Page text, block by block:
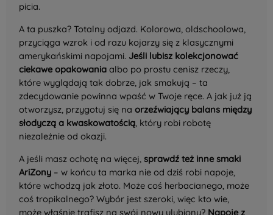
picia.
A ta puszka? Totalny odjazd. Kolorowa, oldschoolowa,
przyciąga wzrok i od razu kojarzy się z klasycznymi
amerykańskimi napojami. Jeśli lubisz kolekcjonować
ciekawe opakowania albo po prostu cenisz rzeczy,
które wyglądają tak dobrze, jak smakują – ta
zdecydowanie powinna wpaść w Twoje ręce. A jak już ją
otworzysz, przygotuj się naorzeźwiający balans między
słodyczą a kwaskowatością, który robi robotę
niezależnie od okazji.
A jeśli masz ochotę na więcej,sprawdź też inne smaki
AriZony – w końcu ta marka nie od dziś robi napoje,
które wchodzą jak złoto. Może coś herbacianego, może
coś tropikalnego? Wybór jest szeroki, więc kto wie,
może właśnie trafisz na swój nowy ulubiony? Napoje z